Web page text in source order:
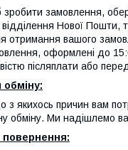
замовлення,
Нової Пошти,
отримання вашого
оформлені до
післяплати або
з якихось причин вам
обміну. Ми надішлемо